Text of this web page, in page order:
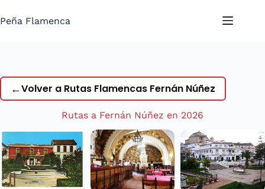
al
Peña Flamenca
←Volver a Rutas Flamencas Fernán Núñez
Rutas a Fernán Núñez en 2026